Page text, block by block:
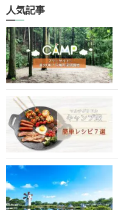
人気記事